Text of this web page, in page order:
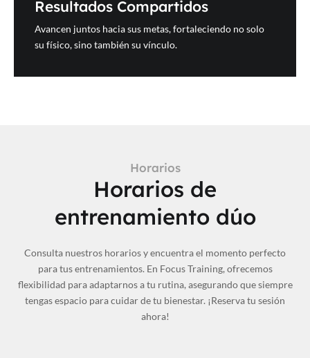
Resultados Compartidos
Avancen juntos hacia sus metas, fortaleciendo no solo
su físico, sino también su vínculo.
Horarios
Horarios de
entrenamiento dúo
Consulta nuestros horarios y encuentra el momento perfecto
para tus entrenamientos. En Focus Training, ofrecemos
flexibilidad para adaptarnos a tu rutina, asegurando que siempre
tengas espacio para cuidar de tu bienestar. ¡Reserva tu sesión
ahora!